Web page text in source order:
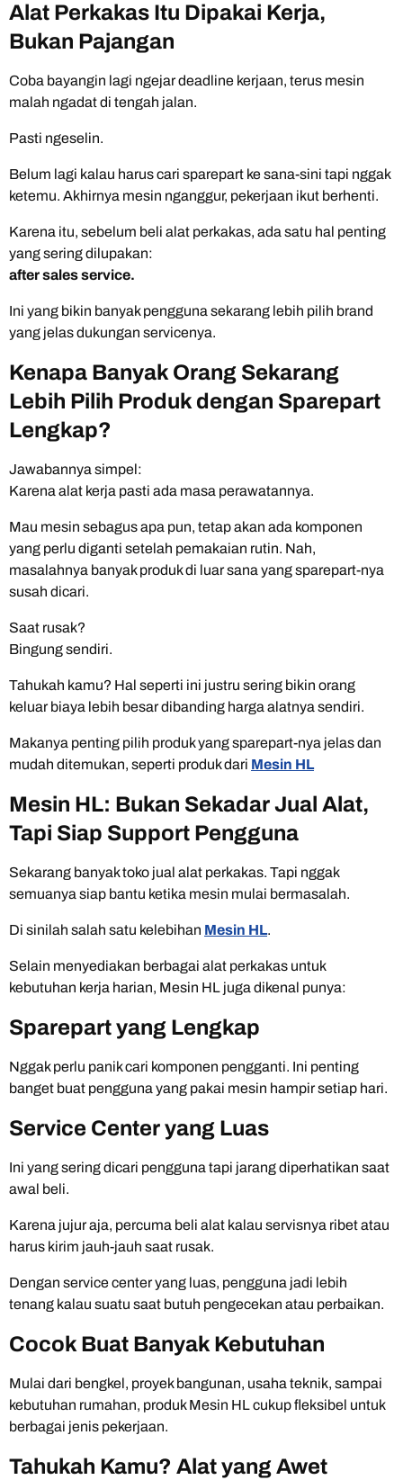
Alat Perkakas Itu Dipakai Kerja,
Bukan Pajangan
Coba bayangin lagi ngejar deadline kerjaan, terus mesin
malah ngadat di tengah jalan.
Pasti ngeselin.
Belum lagi kalau harus cari sparepart ke sana-sini tapi nggak
ketemu. Akhirnya mesin nganggur, pekerjaan ikut berhenti.
Karena itu, sebelum beli alat perkakas, ada satu hal penting
yang sering dilupakan:
after sales service.
Ini yang bikin banyak pengguna sekarang lebih pilih brand
yang jelas dukungan servicenya.
Kenapa Banyak Orang Sekarang
Lebih Pilih Produk dengan Sparepart
Lengkap?
Jawabannya simpel:
Karena alat kerja pasti ada masa perawatannya.
Mau mesin sebagus apa pun, tetap akan ada komponen
yang perlu diganti setelah pemakaian rutin. Nah,
masalahnya banyak produk di luar sana yang sparepart-nya
susah dicari.
Saat rusak?
Bingung sendiri.
Tahukah kamu? Hal seperti ini justru sering bikin orang
keluar biaya lebih besar dibanding harga alatnya sendiri.
Makanya penting pilih produk yang sparepart-nya jelas dan
mudah ditemukan, seperti produk dari Mesin HL
Mesin HL: Bukan Sekadar Jual Alat,
Tapi Siap Support Pengguna
Sekarang banyak toko jual alat perkakas. Tapi nggak
semuanya siap bantu ketika mesin mulai bermasalah.
Di sinilah salah satu kelebihan Mesin HL.
Selain menyediakan berbagai alat perkakas untuk
kebutuhan kerja harian, Mesin HL juga dikenal punya:
Sparepart yang Lengkap
Nggak perlu panik cari komponen pengganti. Ini penting
banget buat pengguna yang pakai mesin hampir setiap hari.
Service Center yang Luas
Ini yang sering dicari pengguna tapi jarang diperhatikan saat
awal beli.
Karena jujur aja, percuma beli alat kalau servisnya ribet atau
harus kirim jauh-jauh saat rusak.
Dengan service center yang luas, pengguna jadi lebih
tenang kalau suatu saat butuh pengecekan atau perbaikan.
Cocok Buat Banyak Kebutuhan
Mulai dari bengkel, proyek bangunan, usaha teknik, sampai
kebutuhan rumahan, produk Mesin HL cukup fleksibel untuk
berbagai jenis pekerjaan.
Tahukah Kamu? Alat yang Awet